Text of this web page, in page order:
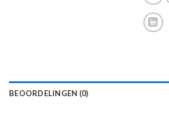
BEOORDELINGEN (0)